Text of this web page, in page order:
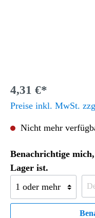
4,31 €*
Preise inkl. MwSt.
Nicht mehr
Benachrichtige
Lager ist.